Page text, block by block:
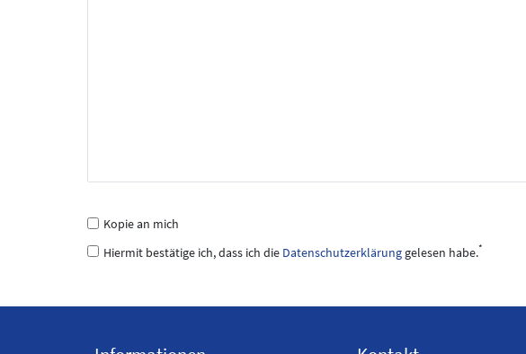
Kopie an mich
Hiermit bestätige ich, dass ich die Daten­schutz­erklärunggelesen habe.*